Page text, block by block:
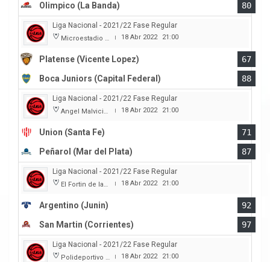
Olimpico (La Banda)
80
Liga Nacional - 2021/22 Fase Regular
Microestadio Ciudad de Vicente Lopez | 18 Abr 2022 21:00
Platense (Vicente Lopez)
67
Boca Juniors (Capital Federal)
88
Liga Nacional - 2021/22 Fase Regular
Angel Malvicino | 18 Abr 2022 21:00
Union (Santa Fe)
71
Peñarol (Mar del Plata)
87
Liga Nacional - 2021/22 Fase Regular
El Fortin de las Morochas | 18 Abr 2022 21:00
Argentino (Junin)
92
San Martin (Corrientes)
97
Liga Nacional - 2021/22 Fase Regular
Polideportivo Cincuentenario | 18 Abr 2022 21:00